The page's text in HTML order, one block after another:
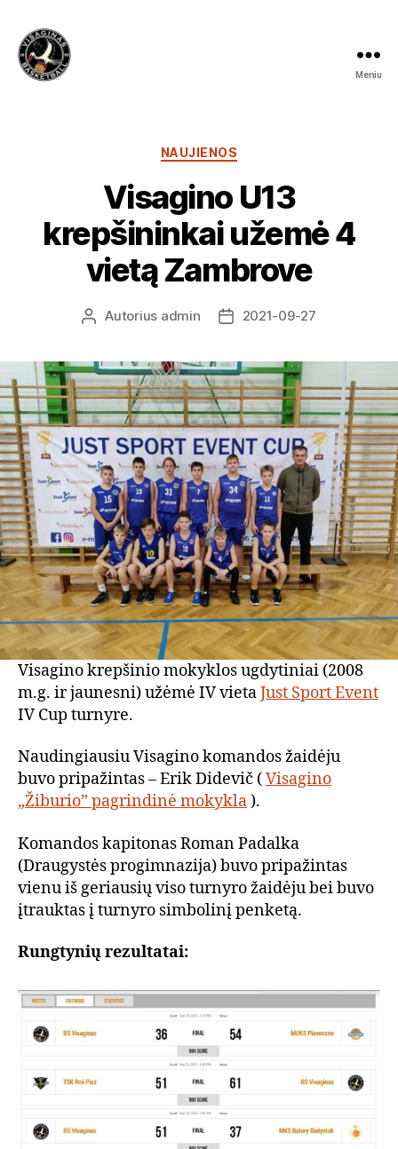
Meniu
Kategorijos
NAUJIENOS
Visagino U13
krepšininkai užemė 4
vietą Zambrove
ĮrašoAutorius admin
Įrašo2021-09-27
Visagino krepšinio mokyklos ugdytiniai (2008
m.g. ir jaunesni) užėmė IV vietaJust Sport Event
IV Cup turnyre.
Naudingiausiu Visagino komandos žaidėju
buvo pripažintas – Erik Didevič (Visagino
„Žiburio” pagrindinė mokykla).
Komandos kapitonas Roman Padalka
(Draugystės progimnazija) buvo pripažintas
vienu iš geriausių viso turnyro žaidėju bei buvo
įtrauktas į turnyro simbolinį penketą.
Rungtynių rezultatai: